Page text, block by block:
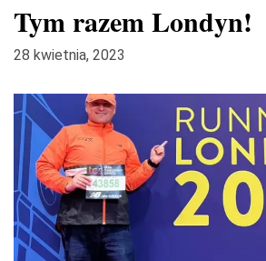
Tym razem Londyn!
28 kwietnia, 2023